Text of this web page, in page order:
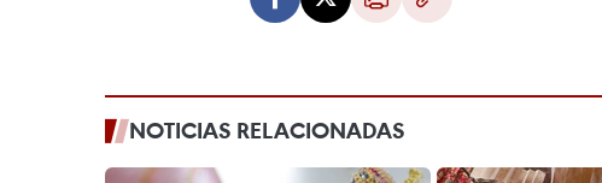
NOTICIAS RELACIONADAS